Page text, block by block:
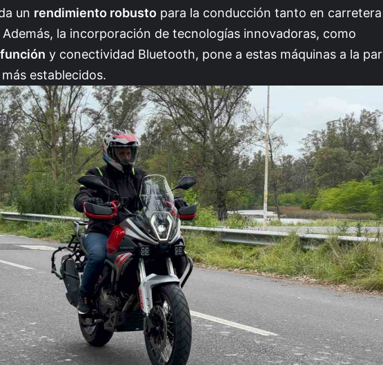
un rendimiento robusto para la conducción tanto en carretera
la incorporación de tecnologías innovadoras, como
y conectividad Bluetooth, pone a estas máquinas a la par
establecidos.